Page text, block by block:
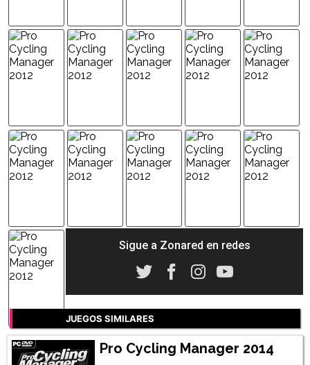
Sigue a Zonared en redes
JUEGOS SIMILARES
Pro Cycling Manager 2014